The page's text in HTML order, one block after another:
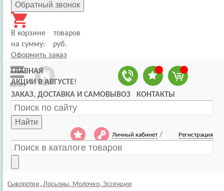
Обратный звонок
В корзине
товаров
на сумму:
руб.
Оформить заказ
ГЛАВНАЯ
АКЦИИ В АВГУСТЕ!
ЗАКАЗ, ДОСТАВКА И САМОВЫВОЗ
КОНТАКТЫ
Найти
Личный кабинет / Регистрация
Сыворотки, Лосьоны, Молочко, Эссенции